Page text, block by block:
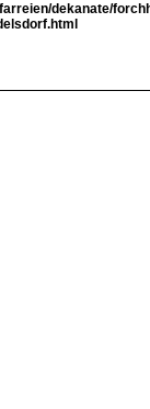
dekanate/